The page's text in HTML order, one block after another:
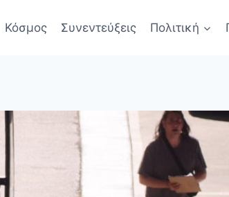
Κόσμος Συνεντεύξεις Πολιτική